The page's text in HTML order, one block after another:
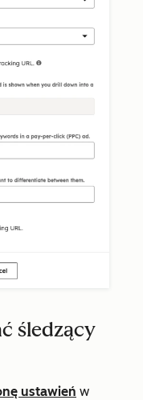
śledzący
ustawień w